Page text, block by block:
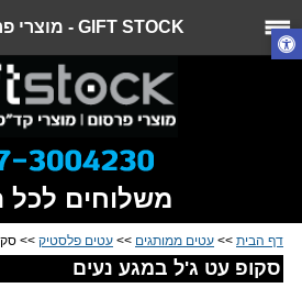
GIFT STOCK - מוצרי פרסום ומ...
משלוחים לכל
דף הבית >> עטים ממותגים >> עטים פלסטיק >>
סקופ עט ג'ל במגע נעים